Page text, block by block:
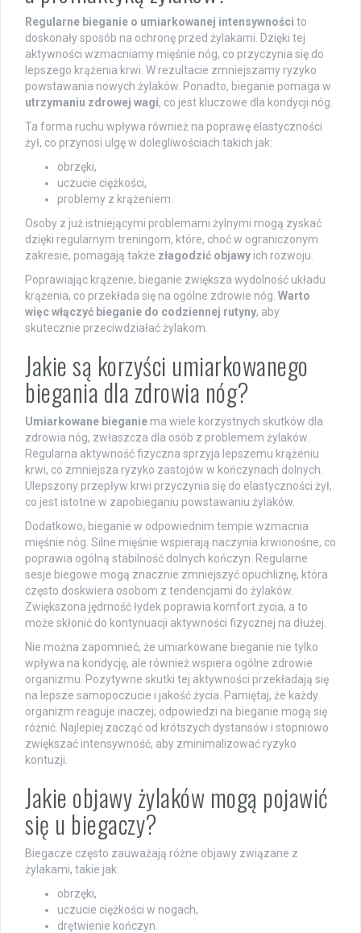
Regularne bieganie o umiarkowanej intensywności to
doskonały sposób na ochronę przed żylakami. Dzięki tej
aktywności wzmacniamy mięśnie nóg, co przyczynia się do
lepszego krążenia krwi. W rezultacie zmniejszamy ryzyko
powstawania nowych żylaków. Ponadto, bieganie pomaga w
utrzymaniu zdrowej wagi, co jest kluczowe dla kondycji nóg.
Ta forma ruchu wpływa również na poprawę elastyczności
żył, co przynosi ulgę w dolegliwościach takich jak:
obrzęki,
uczucie ciężkości,
problemy z krążeniem.
Osoby z już istniejącymi problemami żylnymi mogą zyskać
dzięki regularnym treningom, które, choć w ograniczonym
zakresie, pomagają także złagodzić objawy ich rozwoju.
Poprawiając krążenie, bieganie zwiększa wydolność układu
krążenia, co przekłada się na ogólne zdrowie nóg. Warto
więc włączyć bieganie do codziennej rutyny, aby
skutecznie przeciwdziałać żylakom.
Jakie są korzyści umiarkowanego
biegania dla zdrowia nóg?
Umiarkowane bieganie ma wiele korzystnych skutków dla
zdrowia nóg, zwłaszcza dla osób z problemem żylaków.
Regularna aktywność fizyczna sprzyja lepszemu krążeniu
krwi, co zmniejsza ryzyko zastojów w kończynach dolnych.
Ulepszony przepływ krwi przyczynia się do elastyczności żył,
co jest istotne w zapobieganiu powstawaniu żylaków.
Dodatkowo, bieganie w odpowiednim tempie wzmacnia
mięśnie nóg. Silne mięśnie wspierają naczynia krwionośne, co
poprawia ogólną stabilność dolnych kończyn. Regularne
sesje biegowe mogą znacznie zmniejszyć opuchliznę, która
często doskwiera osobom z tendencjami do żylaków.
Zwiększona jędrność łydek poprawia komfort życia, a to
może skłonić do kontynuacji aktywności fizycznej na dłużej.
Nie można zapomnieć, że umiarkowane bieganie nie tylko
wpływa na kondycję, ale również wspiera ogólne zdrowie
organizmu. Pozytywne skutki tej aktywności przekładają się
na lepsze samopoczucie i jakość życia. Pamiętaj, że każdy
organizm reaguje inaczej; odpowiedzi na bieganie mogą się
różnić. Najlepiej zacząć od krótszych dystansów i stopniowo
zwiększać intensywność, aby zminimalizować ryzyko
kontuzji.
Jakie objawy żylaków mogą pojawić
się u biegaczy?
Biegacze często zauważają różne objawy związane z
żylakami, takie jak:
obrzęki,
uczucie ciężkości w nogach,
drętwienie kończyn.